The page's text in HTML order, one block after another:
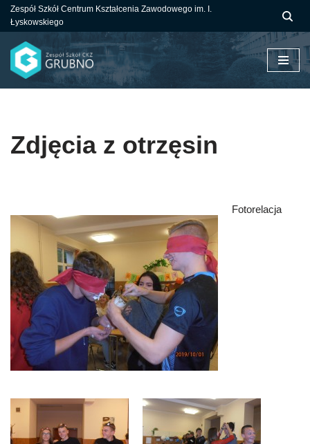
do
treści
Zespół Szkół Centrum Kształcenia Zawodowego im. I.
Łyskowskiego
Zdjęcia z otrzęsin
Fotorelacja